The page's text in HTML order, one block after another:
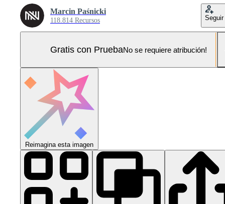
Marcin Paśnicki
118.814 Recursos Seguir
Gratis con PruebaNo se requiere atribución!
Reimagina esta imagen